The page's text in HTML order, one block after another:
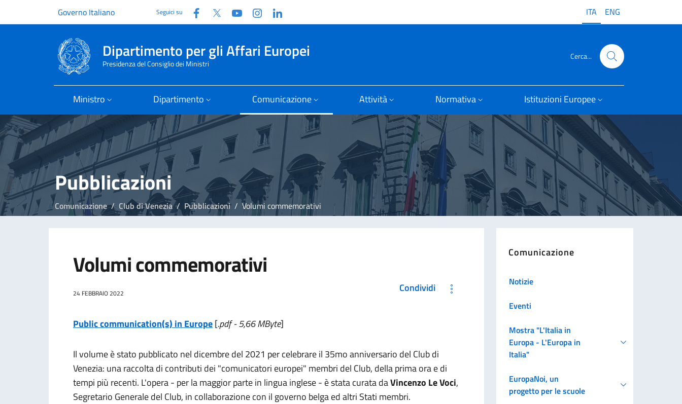
Governo Italiano Seguici su Facebook
Twitter YouTubeInstagram ITA ENG
Dipartimento per gli Affari Europei
Presidenza del Consiglio dei Ministri
Cerca...
Ministro Dipartimento Comunicazione Attività Normativa Istituzioni Europee
Pubblicazioni
Comunicazione Club di Venezia Pubblicazioni Volumi commemorativi
Volumi commemorativi
24 FEBBRAIO 2022 Condividi
Public communication(s) in Europe[.pdf - 5,66 MByte]
Il volume è stato pubblicato nel dicembre del 2021 per celebrare il 35mo anniversario del Club di
Venezia: una raccolta di contributi dei "comunicatori europei" membri del Club, della prima ora e di
tempi più recenti. L'opera - per la maggior parte in lingua inglese - è stata curata daVincenzo Le Voci,
Segretario Generale del Club, in collaborazione con il governo belga ed altri Stati membri.
Comunicazione
Notizie
Eventi
Mostra "L'Italia in
Europa - L'Europa in
Italia"
EuropaNoi, un
progetto per le scuole